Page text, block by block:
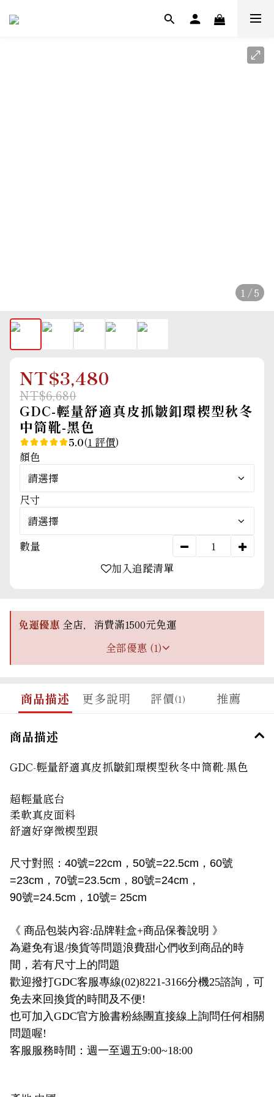
1 / 5
NT$3,480
NT$6,680
GDC-輕量舒適真皮抓皺釦環楔型秋冬
中筒靴-黑色
5.0(1 評價)
顏色
尺寸
數量
加入追蹤清單
免運優惠 全店，消費滿1500元免運
全部優惠 (1)
商品描述 更多說明 評價(1) 推薦
商品描述
GDC-輕量舒適真皮抓皺釦環楔型秋冬中筒靴-黑色
超輕量底台
柔軟真皮面料
舒適好穿微楔型跟
尺寸對照： 40號=22cm ， 50號=22.5cm ， 60號
=23cm ， 70號=23.5cm ， 80號=24cm ，
90號=24.5cm ， 10號= 25cm
《 商品包裝內容:品牌鞋盒+商品保養說明 》
為避免有退/換貨等問題浪費甜心們收到商品的時
間，若有尺寸上的問題
歡迎撥打GDC客服專線(02)8221-3166分機25諮詢，可
免去來回換貨的時間及不便!
也可加入GDC官方臉書粉絲團直接線上詢問任何相關
問題喔!
客服服務時間：週一至週五9:00~18:00